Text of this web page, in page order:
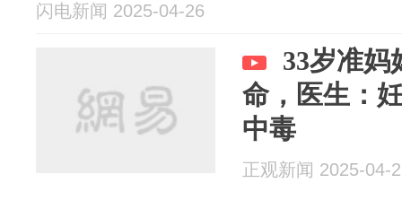
闪电新闻 2025-04-26
33岁准妈
命，医生：
中毒
正观新闻 2025-04-